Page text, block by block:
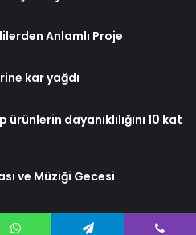
Anlamlı Proje
kar yağdı
ürünlerin dayanıklılığını 10 kat
ve Müziği Gecesi